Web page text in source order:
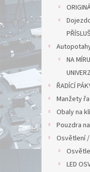
NA MÍRU
ŘADÍCÍ
Manžety
Obaly na
Pouzdra
Osvětlení
LED